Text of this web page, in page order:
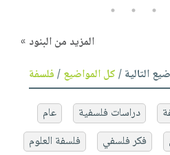
3
4
5
المزيد من البنود »
التالية /كل المواضيع/فلسفة
دراسات فلسفية
عام
فكر فلسفي
فلسفة العلوم